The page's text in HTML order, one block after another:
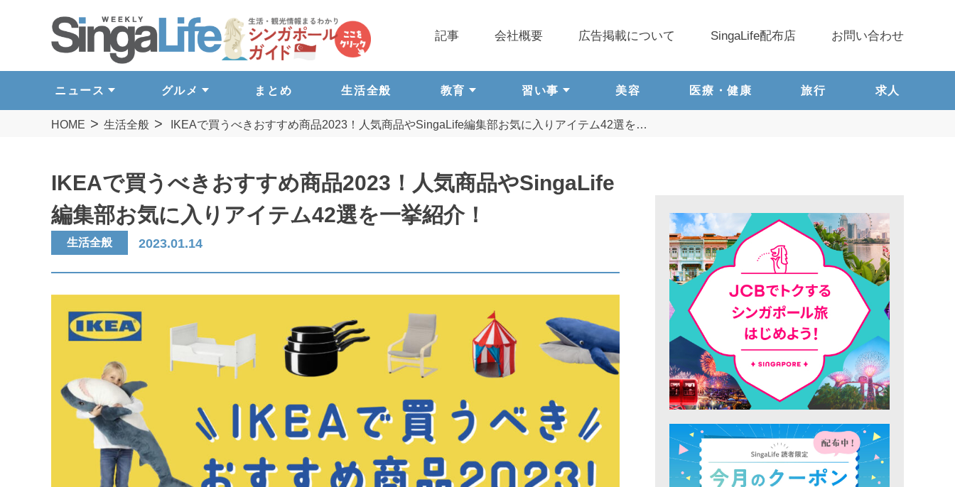
ニュース グルメ まとめ 生活全般 教育 習い事 美容 医療・健康 旅行 求人
記事 会社概要 広告掲載について SingaLife配布店 お問い合わせ
HOME 生活全般 IKEAで買うべきおすすめ商品2023！人気商品やSingaLife編集部お気に入りアイテム42選を…
IKEAで買うべきおすすめ商品2023！人気商品やSingaLife
編集部お気に入りアイテム42選を一挙紹介！
生活全般 2023.01.14